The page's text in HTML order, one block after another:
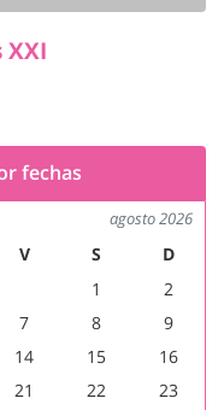
fechas
agosto 2026
V S
D
1
2
7 8
9
14 15
16
21 22
23